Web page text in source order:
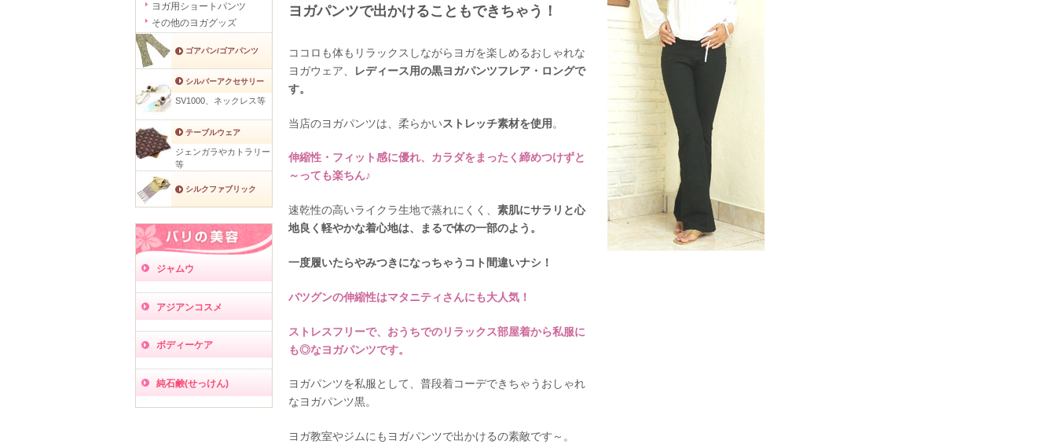
ヨガパンツで出かけることもできちゃう！
ココロも体もリラックスしながらヨガを楽しめるおしゃれな
ヨガウェア、
レディース用の黒ヨガパンツフレア・ロングで
す。
当店のヨガパンツは、柔らかいストレッチ素材を使用 。
伸縮性・フィット感に優れ、カラダをまったく締めつけずと
～っても楽ちん♪
速乾性の高いライクラ生地で蒸れにくく、 素肌にサラリと心
地良く軽やかな着心地は、まるで体の一部のよう。
一度履いたらやみつきになっちゃうコト間違いナシ！
バツグンの伸縮性はマタニティさんにも大人気！
ストレスフリーで、おうちでのリラックス部屋着から私服に
も◎なヨガパンツです。
ヨガパンツを私服として、普段着コーデできちゃうおしゃれ
なヨガパンツ黒。
ヨガ教室やジムにもヨガパンツで出かけるの素敵です～。
ヨガ用ショートパンツ
その他のヨガグッズ
ゴアパン/ゴアパンツ
シルバーアクセサリー
SV1000、ネックレス等
テーブルウェア
ジェンガラやカトラリー
等
シルクファブリック
ジャムウ
アジアンコスメ
ボディーケア
純石鹸(せっけん)